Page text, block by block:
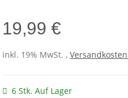
19,99 €
inkl. 19% MwSt. ,
6 Stk. Auf Lager